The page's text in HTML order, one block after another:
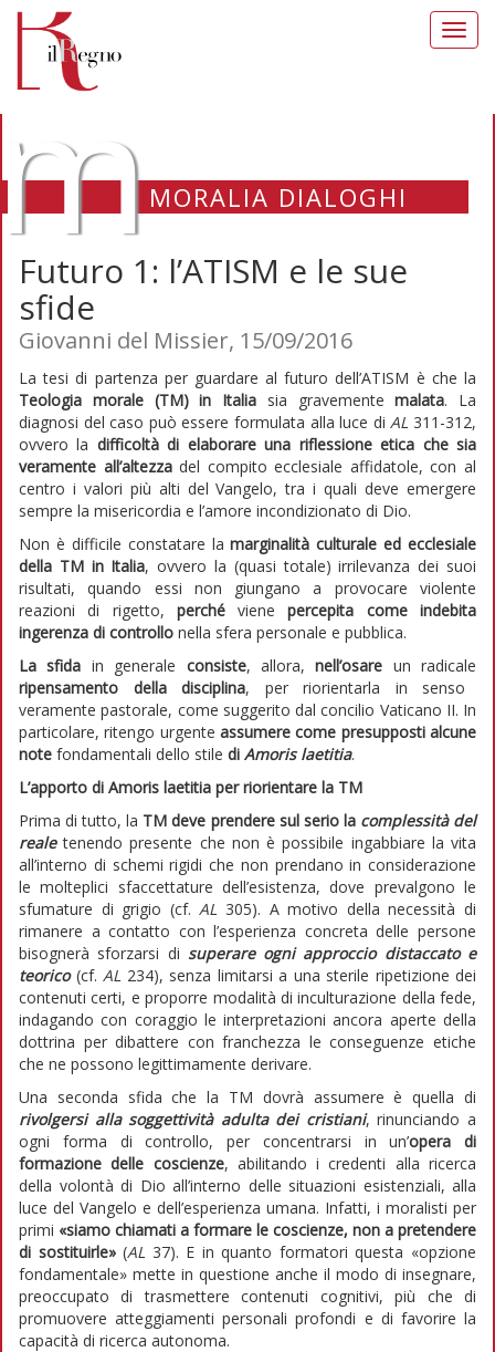
MORALIA DIALOGHI
Futuro 1: l’ATISM e le sue
sfide
Giovanni del Missier, 15/09/2016
La tesi di partenza per guardare al futuro dell’ATISM è che la
Teologia morale (TM) in Italia sia gravementemalata. La
diagnosi del caso può essere formulata alla luce diAL 311-312,
ovvero la difficoltà di elaborare una riflessione etica che sia
veramente all’altezzadel compito ecclesiale affidatole, con al
centro i valori più alti del Vangelo, tra i quali deve emergere
sempre la misericordia e l’amore incondizionato di Dio.
Non è difficile constatare lamarginalità culturale ed ecclesiale
della TM in Italia, ovvero la (quasi totale) irrilevanza dei suoi
risultati, quando essi non giungano a provocare violente
reazioni di rigetto, perchévienepercepita come indebita
ingerenza di controllo nella sfera personale e pubblica.
La sfida in generale consiste, allora,nell’osare un radicale
ripensamento della disciplina, per riorientarla in senso
veramente pastorale, come suggerito dal concilio Vaticano II. In
particolare, ritengo urgente assumere come presupposti alcune
note fondamentali dello stile di Amoris laetitia.
L’apporto di Amoris laetitia per riorientare la TM
Prima di tutto, la TM deve prendere sul serio la complessità del
reale tenendo presente che non è possibile ingabbiare la vita
all’interno di schemi rigidi che non prendano in considerazione
le molteplici sfaccettature dell’esistenza, dove prevalgono le
sfumature di grigio (cf.AL 305). A motivo della necessità di
rimanere a contatto con l’esperienza concreta delle persone
bisognerà sforzarsi di superare ogni approccio distaccato e
teorico (cf. AL 234), senza limitarsi a una sterile ripetizione dei
contenuti certi, e proporre modalità di inculturazione della fede,
indagando con coraggio le interpretazioni ancora aperte della
dottrina per dibattere con franchezza le conseguenze etiche
che ne possono legittimamente derivare.
Una seconda sfida che la TM dovrà assumere è quella di
rivolgersi alla soggettività adulta dei cristiani, rinunciando a
ogni forma di controllo, per concentrarsi in un’opera di
formazione delle coscienze, abilitando i credenti alla ricerca
della volontà di Dio all’interno delle situazioni esistenziali, alla
luce del Vangelo e dell’esperienza umana. Infatti, i moralisti per
primi «siamo chiamati a formare le coscienze, non a pretendere
di sostituirle»(AL 37). E in quanto formatori questa «opzione
fondamentale» mette in questione anche il modo di insegnare,
preoccupato di trasmettere contenuti cognitivi, più che di
promuovere atteggiamenti personali profondi e di favorire la
capacità di ricerca autonoma.